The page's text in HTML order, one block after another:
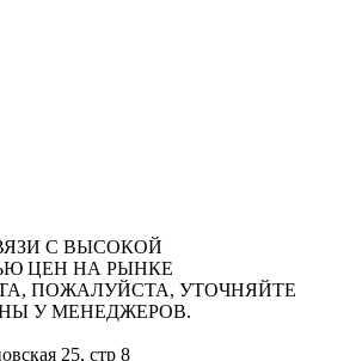
С ВЫСОКОЙ
ЦЕН НА РЫНКЕ
ПОЖАЛУЙСТА, УТОЧНЯЙТЕ
У МЕНЕДЖЕРОВ.
25, стр 8